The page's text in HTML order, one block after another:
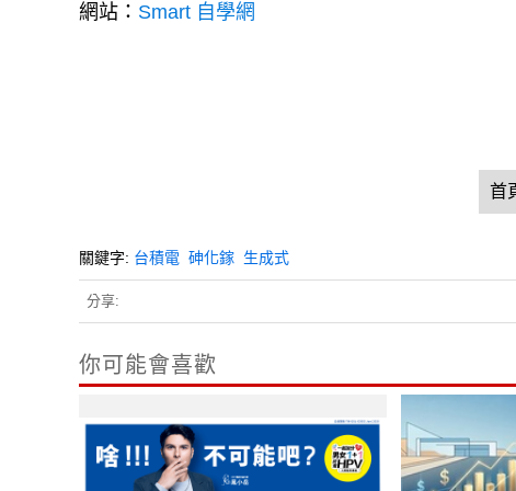
網站： Smart 自學網
首
關鍵字: 台積電 砷化鎵 生成式
分享:
你可能會喜歡